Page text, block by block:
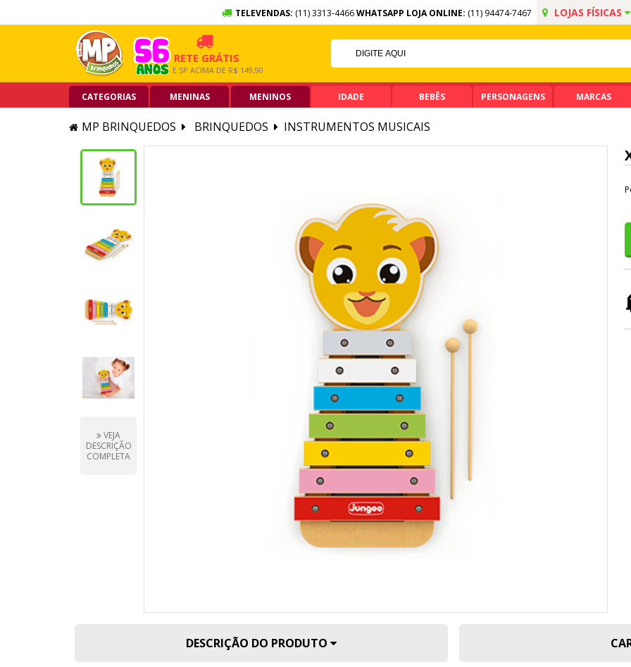
TELEVENDAS: (11) 3313-4466WHATSAPP LOJA ONLINE: (11) 94474-7467 LOJAS FÍSICAS
FRETE GRÁTIS
GRANDE SP ACIMA DE R$ 149,90
5% OFF NO PIX
PIX ACIMA DE R$ 99,90
CATEGORIAS MENINAS MENINOS IDADE BEBÊS PERSONAGENS MARCAS
MP BRINQUEDOS BRINQUEDOS INSTRUMENTOS MUSICAIS
VEJA
DESCRIÇÃO
COMPLETA
DESCRIÇÃO DO PRODUTO